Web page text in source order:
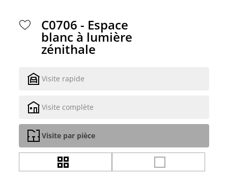
C0706 - Espace
blanc à lumière
zénithale
Visite rapide
Visite complète
Visite par pièce